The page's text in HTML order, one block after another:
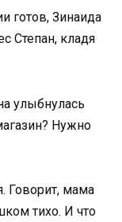
готов, Зинаида
Степан, кладя
улыбнулась
Нужно
Говорит, мама
тихо. И что